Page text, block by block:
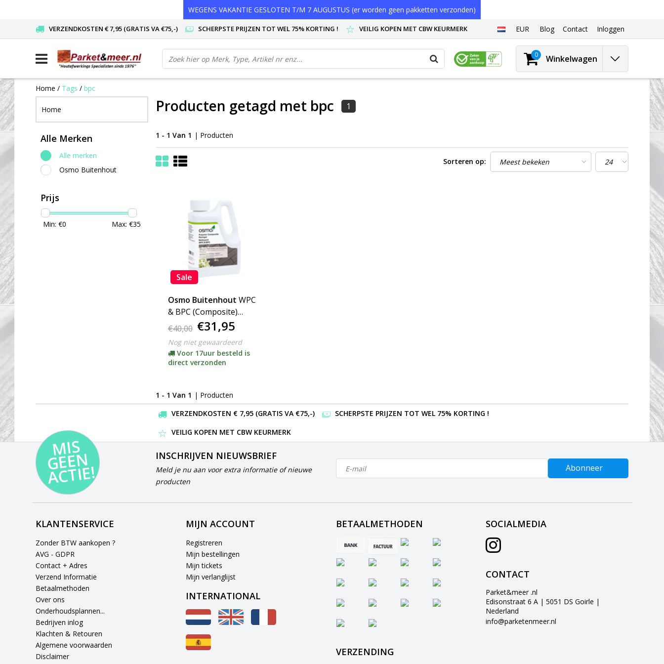
WEGENS VAKANTIE GESLOTEN T/M 7 AUGUSTUS (er worden geen pakketten verzonden)
VERZENDKOSTEN € 7,95 (GRATIS VA €75,-) SCHERPSTE PRIJZEN TOT WEL 75% KORTING ! VEILIG KOPEN MET CBW KEURMERK EUR Blog Contact Inloggen
0 Winkelwagen
Home / Tags / bpc
Home
Alle Merken
Alle merken
Osmo Buitenhout
Prijs
Min: €0 Max: €35
Producten getagd met bpc 1
1 - 1 Van 1 | Producten
Sorteren op:
Sale
Osmo Buitenhout WPC
& BPC (Composite)
Reiniger 8021 (klik hier
voor de inhoud)
€40,00 €31,95
Nog niet gewaardeerd
Voor 17uur besteld is
direct verzonden
1 - 1 Van 1 | Producten
VERZENDKOSTEN € 7,95 (GRATIS VA €75,-)
SCHERPSTE PRIJZEN TOT WEL 75% KORTING !
VEILIG KOPEN MET CBW KEURMERK
MI
S
G
E
E
N
A
C
TI
E!
INSCHRIJVEN NIEUWSBRIEF
Meld je nu aan voor extra informatie of nieuwe
producten
Abonneer
KLANTENSERVICE
Zonder BTW aankopen ?
AVG - GDPR
Contact + Adres
Verzend Informatie
Betaalmethoden
Over ons
Onderhoudsplannen...
Bedrijven inlog
Klachten & Retouren
Algemene voorwaarden
Disclaimer
MIJN ACCOUNT
Registreren
Mijn bestellingen
Mijn tickets
Mijn verlanglijst
INTERNATIONAL
BETAALMETHODEN
VERZENDING
SOCIALMEDIA
CONTACT
Parket&meer .nl
Edisonstraat 6 A | 5051 DS Goirle |
Nederland
info@parketenmeer.nl